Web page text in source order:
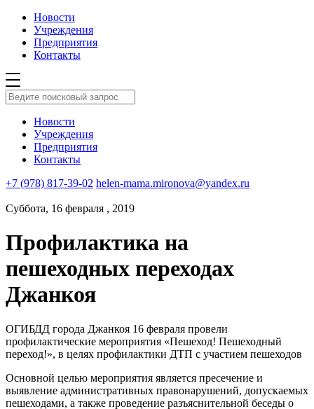
Новости
Учреждения
Предприятия
Контакты
Новости
Учреждения
Предприятия
Контакты
+7 (978) 817-39-02 helen-mama.mironova@yandex.ru
Суббота, 16 февраля , 2019
Профилактика на
пешеходных переходах
Джанкоя
ОГИБДД города Джанкоя 16 февраля провели
профилактические мероприятия «Пешеход! Пешеходный
переход!», в целях профилактики ДТП с участием пешеходов
Основной целью мероприятия является пресечение и
выявление административных правонарушений, допускаемых
пешеходами, а также проведение разъяснительной беседы о